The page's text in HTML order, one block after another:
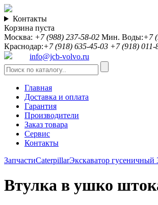
Контакты
Корзина пуста
Москва: +7 (988) 237-58-02 Мин. Воды:+7
Краснодар:+7 (918) 635-45-03 +7 (918) 011-
info@jcb-volvo.ru
Главная
Доставка и оплата
Гарантия
Производители
Заказ товара
Сервис
Контакты
ЗапчастиCaterpillarЭкскаватор гусеничный
Втулка в ушко